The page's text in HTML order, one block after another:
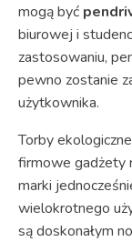
mogą być
biurowej i
zastosowaniu,
pewno zostanie
użytkownika.
Torby
firmowe gadżety
marki
wielokrotnego
są doskonałym